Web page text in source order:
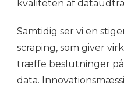
kvaliteten af
Samtidig ser vi en
scraping, som giver
træffe beslutninger
data.